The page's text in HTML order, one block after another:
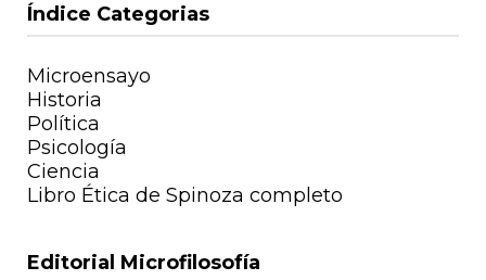
Índice Categorias
Microensayo
Historia
Política
Psicología
Ciencia
Libro Ética de Spinoza completo
Editorial Microfilosofía